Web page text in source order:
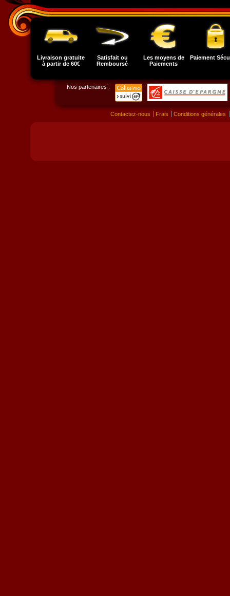
Livraison gratuite
à partir de 60€
Satisfait ou
Remboursé
Les moyens de
Paiements
Paiement
Nos partenaires :
Contactez-nous Frais Conditions générales